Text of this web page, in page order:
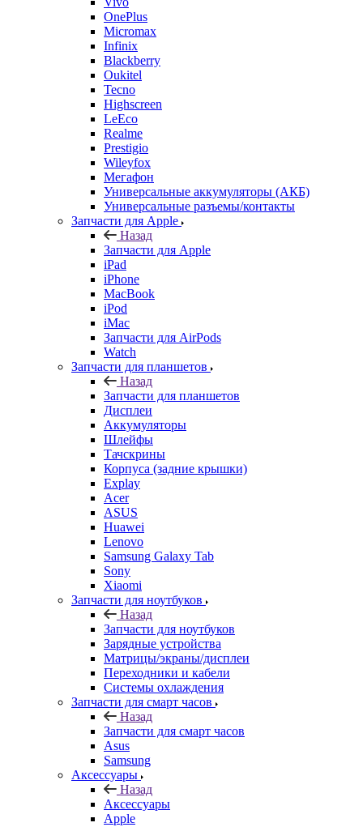
OnePlus
Micromax
Infinix
Blackberry
Oukitel
Tecno
Highscreen
LeEco
Realme
Prestigio
Wileyfox
Мегафон
Универсальные аккумуляторы (АКБ)
Универсальные разъемы/контакты
Запчасти для Apple
Назад
Запчасти для Apple
iPad
iPhone
MacBook
iPod
iMac
Запчасти для AirPods
Watch
Запчасти для планшетов
Назад
Запчасти для планшетов
Дисплеи
Аккумуляторы
Шлейфы
Тачскрины
Корпуса (задние крышки)
Explay
Acer
ASUS
Huawei
Lenovo
Samsung Galaxy Tab
Sony
Xiaomi
Запчасти для ноутбуков
Назад
Запчасти для ноутбуков
Зарядные устройства
Матрицы/экраны/дисплеи
Переходники и кабели
Системы охлаждения
Запчасти для смарт часов
Назад
Запчасти для смарт часов
Asus
Samsung
Аксессуары
Назад
Аксессуары
Apple